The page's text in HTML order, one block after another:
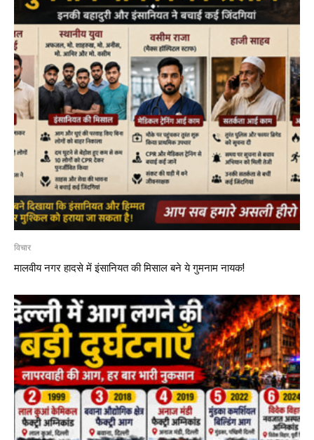
विचार
मालवीय नगर हादसे में इंसानियत की मिसाल बने ये गुमनाम नायक!